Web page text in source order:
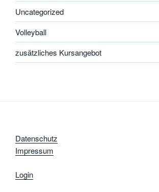
Uncategorized
Volleyball
zusätzliches Kursangebot
Datenschutz
Impressum
Login